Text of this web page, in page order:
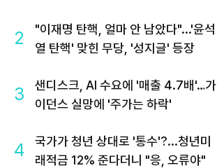
2
"이재명 탄핵, 얼마 안 남았다"...'윤석
열 탄핵' 맞힌 무당, '성지글' 등장
3
샌디스크, AI 수요에 '매출 4.7배'…가
이던스 실망에 '주가는 하락'
4
국가가 청년 상대로 '통수'?...청년미
래적금 12% 준다더니 "응, 오류야"